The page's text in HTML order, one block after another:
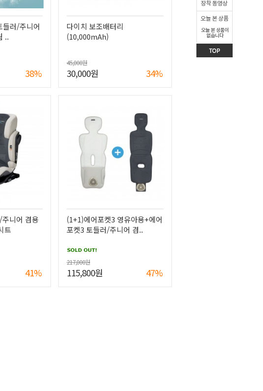
들러/주니어
..
38%
다이치 보조배터리
(10,000mAh)
45,000원
30,000원 34%
니어 겸용
트
41%
(1+1)에어포켓3 영유아용+에어
포켓3 토들러/주니어 겸..
217,000원
115,800원 47%